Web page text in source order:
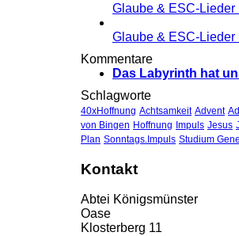
Glaube & ESC-Lieder
Glaube & ESC-
Kommentare
Das Labyrinth hat
Schlagworte
40xHoffnung Achtsamkeit Advent
von Bingen Hoffnung Impuls Jesus
Plan Sonntags.Impuls Studium
Kontakt
Abtei Königsmünster
Oase
Klosterberg 11